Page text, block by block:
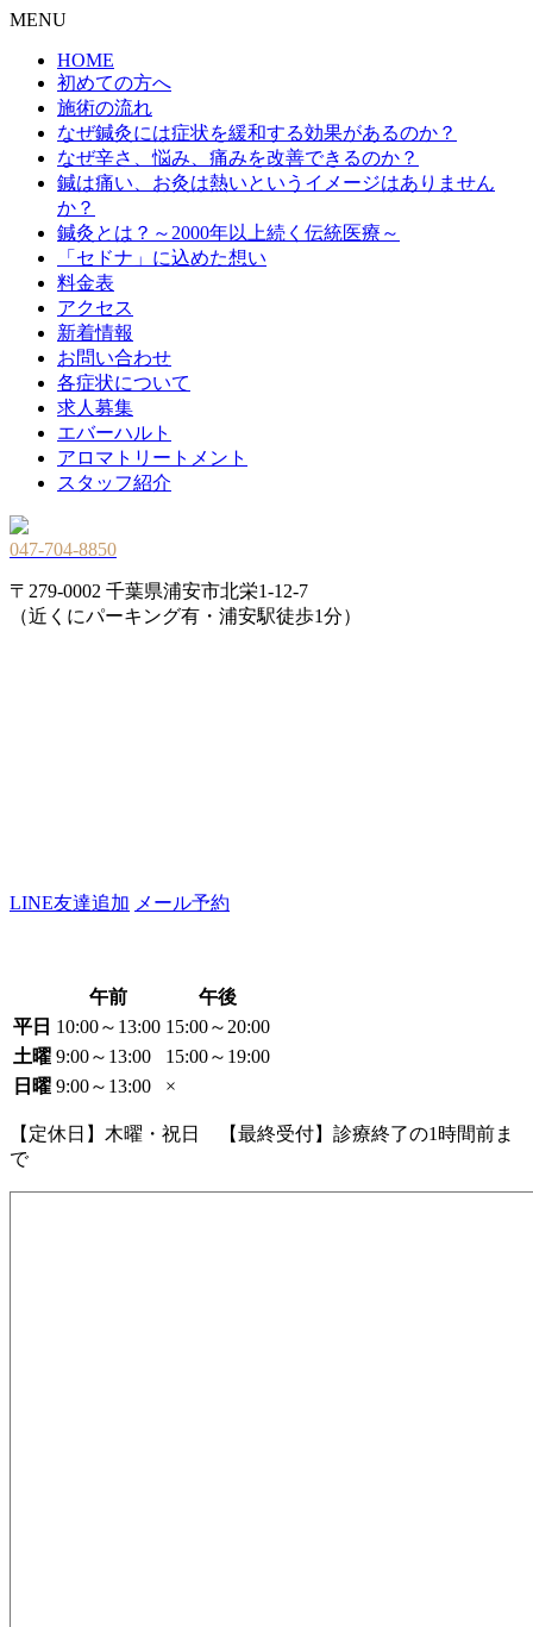
MENU
HOME
初めての方へ
施術の流れ
なぜ鍼灸には症状を緩和する効果があるのか？
なぜ辛さ、悩み、痛みを改善できるのか？
鍼は痛い、お灸は熱いというイメージはありません
か？
鍼灸とは？～2000年以上続く伝統医療～
「セドナ」に込めた想い
料金表
アクセス
新着情報
お問い合わせ
各症状について
求人募集
エバーハルト
アロマトリートメント
スタッフ紹介
047-704-8850
〒279-0002 千葉県浦安市北栄1-12-7
（近くにパーキング有・浦安駅徒歩1分）
LINE友達追加 メール予約
午前
午後
平日 10:00～13:00 15:00～20:00
土曜 9:00～13:00
15:00～19:00
日曜 9:00～13:00 ×
【定休日】木曜・祝日 【最終受付】診療終了の1時間前ま
で